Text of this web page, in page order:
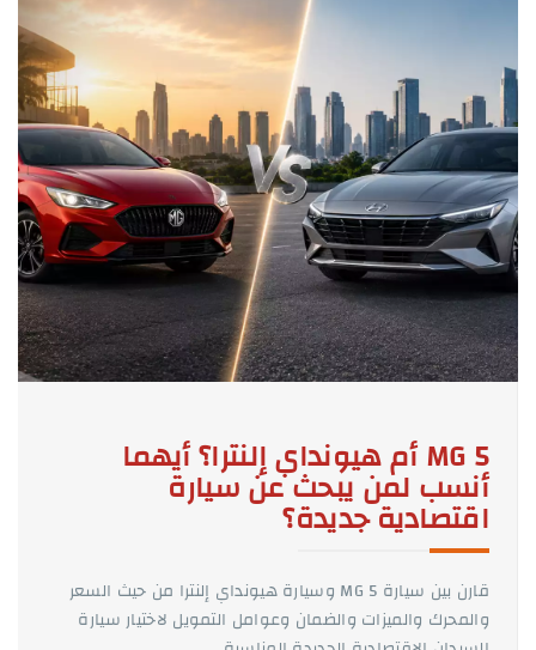
MG 5 أم هيونداي إلنترا؟ أيهما
أنسب لمن يبحث عن سيارة
اقتصادية جديدة؟
قارن بين سيارة MG 5 وسيارة هيونداي إلنترا من حيث السعر
والمحرك والميزات والضمان وعوامل التمويل لاختيار سيارة